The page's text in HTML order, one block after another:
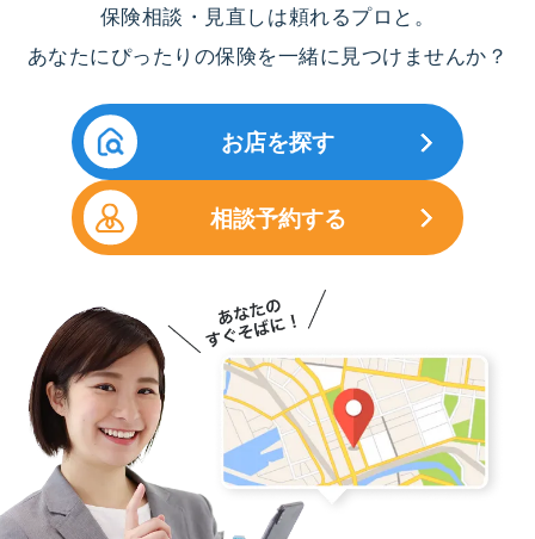
保険相談・見直しは頼れるプロと。
あなたにぴったりの保険を一緒に見つけませんか？
お店を探す
相談予約する